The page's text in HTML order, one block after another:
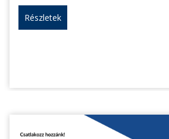
Részletek